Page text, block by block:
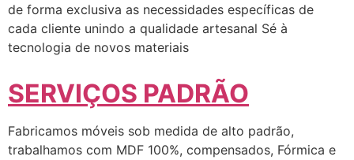
de forma exclusiva as necessidades específicas de
cada cliente unindo a qualidade artesanal Sé à
tecnologia de novos materiais
SERVIÇOS PADRÃO
Fabricamos móveis sob medida de alto padrão,
trabalhamos com MDF 100%, compensados, Fórmica e